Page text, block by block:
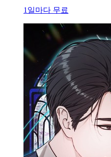
1일마다 무료